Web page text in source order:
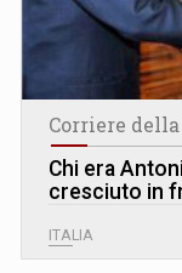
Corriere della
Chi era
cresciuto in
ITALIA